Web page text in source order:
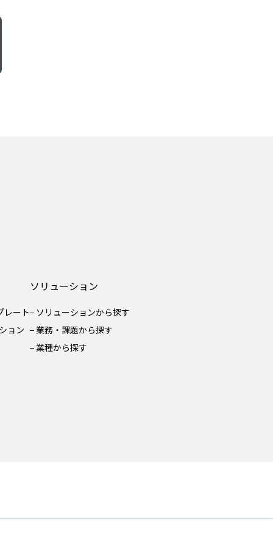
レート
ョン
ソリューション
ソリューションから探す
業務・課題から探す
業種から探す